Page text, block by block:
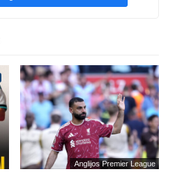
Anglijos Premier League